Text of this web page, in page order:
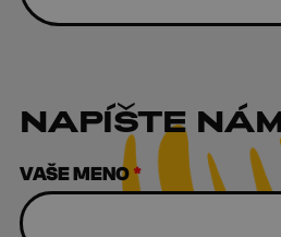
NAPÍŠTE
VAŠE MENO*